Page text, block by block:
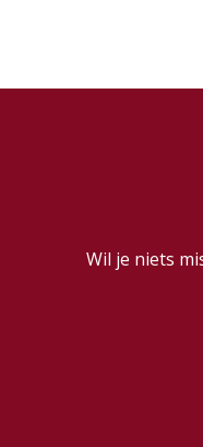
Wil je niets